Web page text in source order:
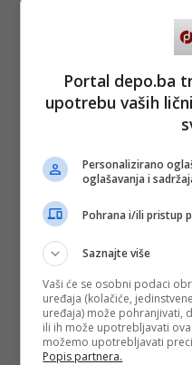
Portal depo.ba
upotrebu vaših
Personalizirano
oglašavanja i
Pohrana i/ili pristup
Saznajte više
Vaši će se osobni podaci
uređaja (kolačiće,
uređaja) može pohranjivati,
ili ih može upotrebljavati
možemo upotrebljavati
Popis partnera.